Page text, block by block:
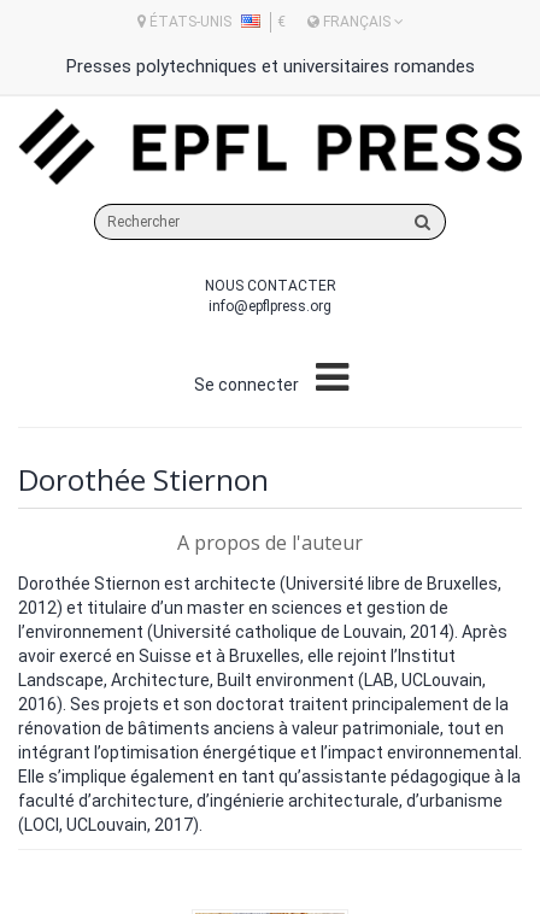
ÉTATS-UNIS € FRANÇAIS
Presses polytechniques et universitaires romandes
sur
site
NOUS CONTACTER
info@epflpress.org
Se connecter
Dorothée Stiernon
A propos de l'auteur
Dorothée Stiernon est architecte (Université libre de Bruxelles,
2012) et titulaire d’un master en sciences et gestion de
l’environnement (Université catholique de Louvain, 2014). Après
avoir exercé en Suisse et à Bruxelles, elle rejoint l’Institut
Landscape, Architecture, Built environment (LAB, UCLouvain,
2016). Ses projets et son doctorat traitent principalement de la
rénovation de bâtiments anciens à valeur patrimoniale, tout en
intégrant l’optimisation énergétique et l’impact environnemental.
Elle s’implique également en tant qu’assistante pédagogique à la
faculté d’architecture, d’ingénierie architecturale, d’urbanisme
(LOCI, UCLouvain, 2017).